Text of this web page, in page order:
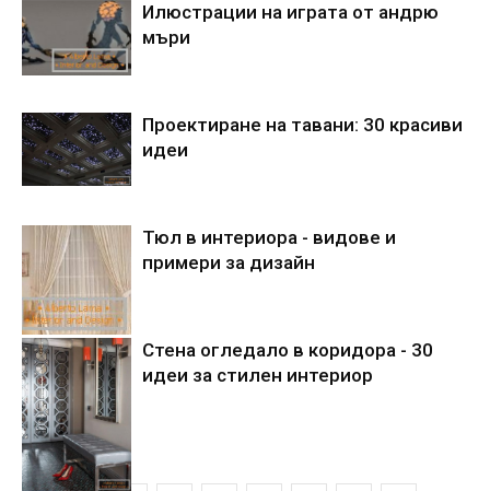
Илюстрации на играта от андрю
мъри
Проектиране на тавани: 30 красиви
идеи
Тюл в интериора - видове и
примери за дизайн
Стена огледало в коридора - 30
идеи за стилен интериор